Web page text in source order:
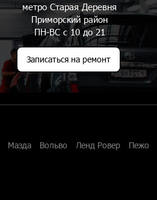
метро Старая Деревня
Приморский район
ПН-ВС с 10 до 21
Записаться на ремонт
Мазда Вольво Ленд Ровер Пежо